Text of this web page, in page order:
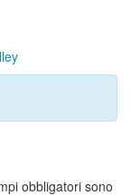
obbligatori sono